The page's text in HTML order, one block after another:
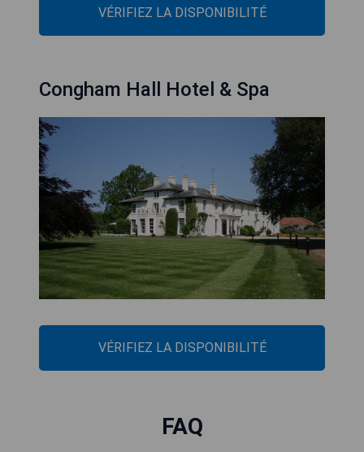
VÉRIFIEZ LA DISPONIBILITÉ
Congham Hall Hotel & Spa
VÉRIFIEZ LA DISPONIBILITÉ
FAQ